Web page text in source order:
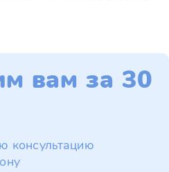
вам за 30
консультацию